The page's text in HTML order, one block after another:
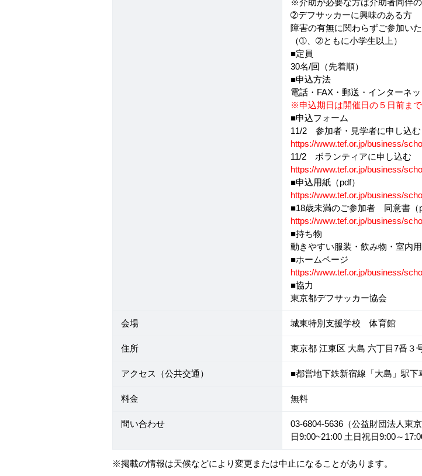
※介助が必要な方は介助者同伴の
➁デフサッカーに興味のある方
障害の有無に関わらずご参加いた
（➀、➁ともに小学生以上）
■定員
30名/回（先着順）
■申込方法
電話・FAX・郵送・インターネッ
※申込期日は開催日の５日前まで
■申込フォーム
11/2 参加者・見学者に申し込む
https://www.tef.or.jp/business/
11/2 ボランティアに申し込む
https://www.tef.or.jp/business/
■申込用紙（pdf）
https://www.tef.or.jp/business/
■18歳未満のご参加者 同意書（
https://www.tef.or.jp/business/
■持ち物
動きやすい服装・飲み物・室内
■ホームページ
https://www.tef.or.jp/business/
■協力
東京都デフサッカー協会
会場 城東特別支援学校 体育館
住所 東京都 江東区 大島 六丁目7番３
アクセス（公共交通） ■都営地下鉄新宿線「大島」駅
料金 無料
問い合わせ
03-6804-5636（公益財団法人
日9:00~21:00 土日祝日9:00～
※掲載の情報は天候などにより変更または中止になることがあります。